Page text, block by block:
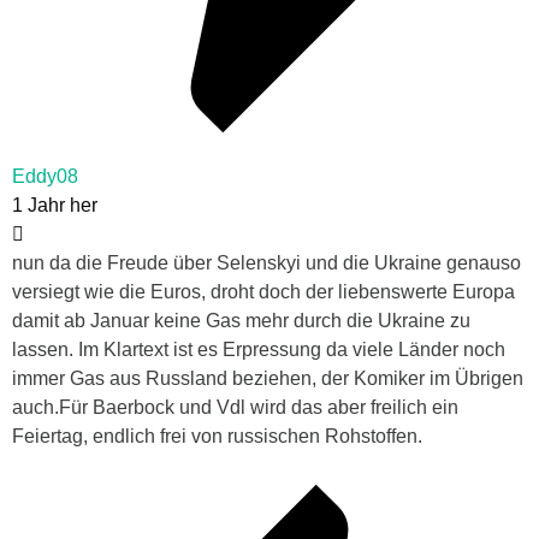
Eddy08
1 Jahr her
nun da die Freude über Selenskyi und die Ukraine genauso
versiegt wie die Euros, droht doch der liebenswerte Europa
damit ab Januar keine Gas mehr durch die Ukraine zu
lassen. Im Klartext ist es Erpressung da viele Länder noch
immer Gas aus Russland beziehen, der Komiker im Übrigen
auch.Für Baerbock und Vdl wird das aber freilich ein
Feiertag, endlich frei von russischen Rohstoffen.